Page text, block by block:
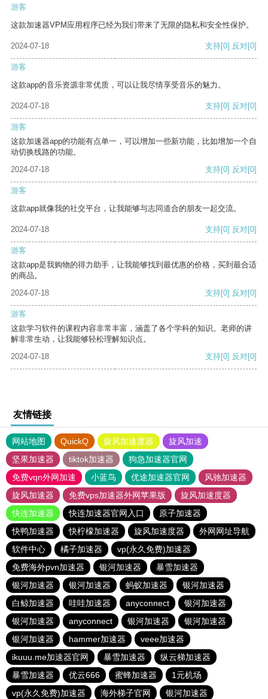
游客
这款加速器VPM应用程序已经为我们带来了无限的隐私和安全性保护。
2024-07-18 支持[0] 反对[0]
游客
这款app的音乐资源非常优质，可以让我尽情享受音乐的魅力。
2024-07-18 支持[0] 反对[0]
游客
这款加速器app的功能有点单一，可以增加一些新功能，比如增加一个自
动切换线路的功能。
2024-07-18
支持[0] 反对[0]
游客
这款app就像我的社交平台，让我能够与志同道合的朋友一起交流。
2024-07-18 支持[0] 反对[0]
游客
这款app是我购物的得力助手，让我能够找到最优惠的价格，买到最合适
的商品。
2024-07-18
支持[0] 反对[0]
游客
这款学习软件的课程内容非常丰富，涵盖了各个学科的知识。老师的讲
解非常生动，让我能够轻松理解知识点。
2024-07-18
支持[0] 反对[0]
友情链接
网站地图 QuickQ 旋风加速度器
旋风加速
坚果加速器
tiktok加速器
狗急加速器官网
免费vqn外网加速
小蓝鸟 优途加速器官网
风驰加速器
旋风加速器
免费vps加速器外网苹果版
旋风加速度器
快连加速器
快连加速器官网入口
原子加速器
快鸭加速器
快柠檬加速器 旋风加速度器
外网网址导航
软件中心
橘子加速器
vp(永久免费)加速器
免费海外pvn加速器
银河加速器
暴雪加速器
银河加速器
银河加速器 蚂蚁加速器
银河加速器
白鲸加速器
哇哇加速器 anyconnect
银河加速器
银河加速器
anyconnect 银河加速器
银河加速器
银河加速器
hammer加速器
veee加速器
ikuuu.me加速器官网
暴雪加速器
纵云梯加速器
暴雪加速器
优云666 蜜蜂加速器
1元机场
vp(永久免费)加速器
海外梯子官网 银河加速器